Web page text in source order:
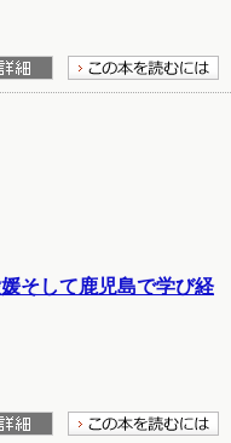
そして鹿児島で学び経